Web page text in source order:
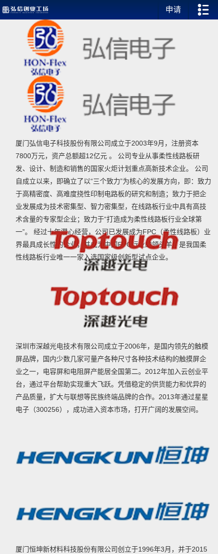
申请
厦门弘信电子科技股份有限公司成立于2003年9月，注册资本
7800万元，资产总额超12亿元 。 公司专业从事柔性线路板研
发、设计、制造和销售的国家火炬计划重点高新技术企业。 公司
自成立以来，即确立了以“三个致力”为核心的发展方向，即：致力
于高精密度、高难度挠性印制电路板的研究和制造；致力于把企
业发展成为技术密集型、智力密集型，在线路板行业中具有高技
术含量的专家型企业；致力于“打造成为柔性线路板行业全球第
一”。 经过十年潜心经营，公司已发展成为FPC（柔性线路板）业
界最具成长性的企业，并成为中国FPC行业的领头羊，是我国柔
性线路板行业唯一一家入选国家级创新型试点企业。
深圳市深越光电技术有限公司成立于2006年，是国内领先的触模
屏品牌，国内少数几家可量产各种尺寸各种技术结构的触摸屏企
业之一，电容屏和电阻屏产能居全国第二。2012年加入云创业平
台，通过平台帮助实现重大飞跃。凭借稳定的供货能力和优异的
产品质量，扩大与联想等民族终端品牌的合作。2013年通过星星
电子（300256），成功进入资本市场，打开广阔的发展空间。
厦门恒坤新材料科技股份有限公司创立于1996年3月，并于2015